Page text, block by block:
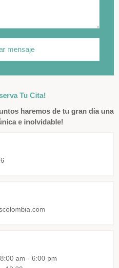
mensaje
Tu Cita!
haremos de tu gran día una
e inolvidable!
am - 6:00 pm